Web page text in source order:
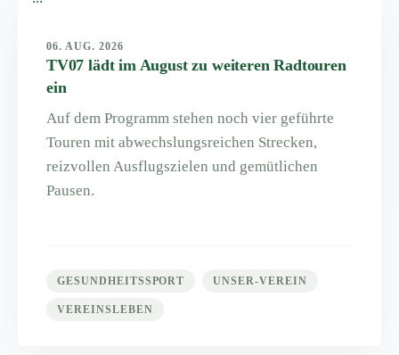
06. AUG. 2026
TV07 lädt im August zu weiteren Radtouren
ein
Auf dem Programm stehen noch vier geführte
Touren mit abwechslungsreichen Strecken,
reizvollen Ausflugszielen und gemütlichen
Pausen.
GESUNDHEITSSPORT UNSER-VEREIN
VEREINSLEBEN